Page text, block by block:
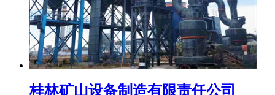
桂林矿山设备制造有限责任公司